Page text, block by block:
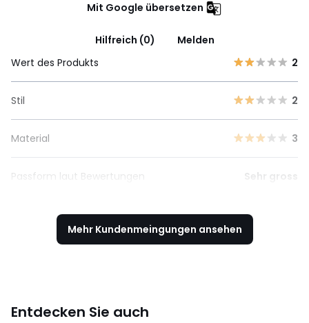
Mit Google übersetzen
Hilfreich (0)
Melden
Wert des Produkts
2
Stil 2
Material 3
Passform laut Bewertungen Sehr gross
Mehr Kundenmeingungen ansehen
Entdecken Sie auch